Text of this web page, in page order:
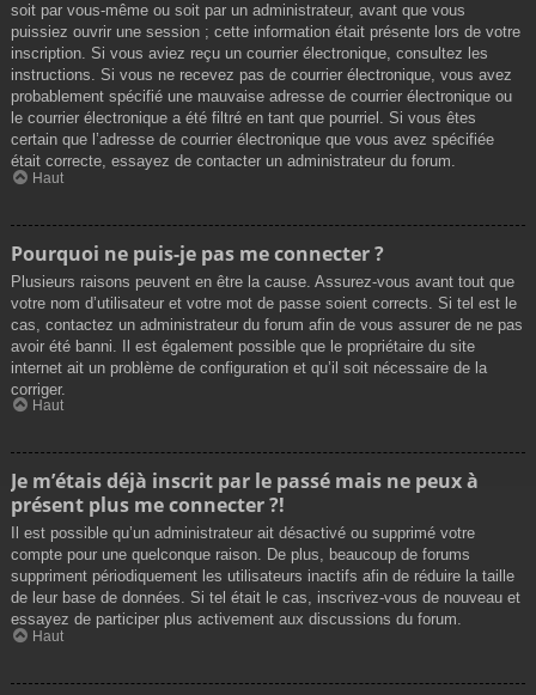
soit par vous-même ou soit par un administrateur, avant que vous
puissiez ouvrir une session ; cette information était présente lors de votre
inscription. Si vous aviez reçu un courrier électronique, consultez les
instructions. Si vous ne recevez pas de courrier électronique, vous avez
probablement spécifié une mauvaise adresse de courrier électronique ou
le courrier électronique a été filtré en tant que pourriel. Si vous êtes
certain que l’adresse de courrier électronique que vous avez spécifiée
était correcte, essayez de contacter un administrateur du forum.
Haut
Pourquoi ne puis-je pas me connecter ?
Plusieurs raisons peuvent en être la cause. Assurez-vous avant tout que
votre nom d’utilisateur et votre mot de passe soient corrects. Si tel est le
cas, contactez un administrateur du forum afin de vous assurer de ne pas
avoir été banni. Il est également possible que le propriétaire du site
internet ait un problème de configuration et qu’il soit nécessaire de la
corriger.
Haut
Je m’étais déjà inscrit par le passé mais ne peux à
présent plus me connecter ?!
Il est possible qu’un administrateur ait désactivé ou supprimé votre
compte pour une quelconque raison. De plus, beaucoup de forums
suppriment périodiquement les utilisateurs inactifs afin de réduire la taille
de leur base de données. Si tel était le cas, inscrivez-vous de nouveau et
essayez de participer plus activement aux discussions du forum.
Haut